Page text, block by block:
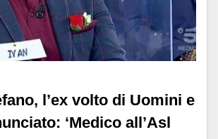
l’ex volto di Uomini e
‘Medico all’Asl